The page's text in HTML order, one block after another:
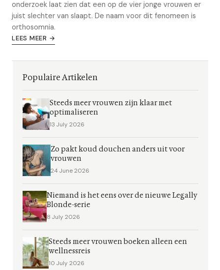
onderzoek laat zien dat een op de vier jonge vrouwen er
juist slechter van slaapt. De naam voor dit fenomeen is
orthosomnia.
LEES MEER →
Populaire Artikelen
Steeds meer vrouwen zijn klaar met
optimaliseren
13 July 2026
Zo pakt koud douchen anders uit voor
vrouwen
24 June 2026
Niemand is het eens over de nieuwe Legally
Blonde-serie
8 July 2026
Steeds meer vrouwen boeken alleen een
wellnessreis
10 July 2026